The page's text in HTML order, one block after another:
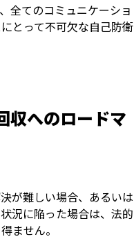
全てのコミュニケーショ
とって不可欠な自己防衛
収へのロードマ
が難しい場合、あるいは
況に陥った場合は、法的
ません。